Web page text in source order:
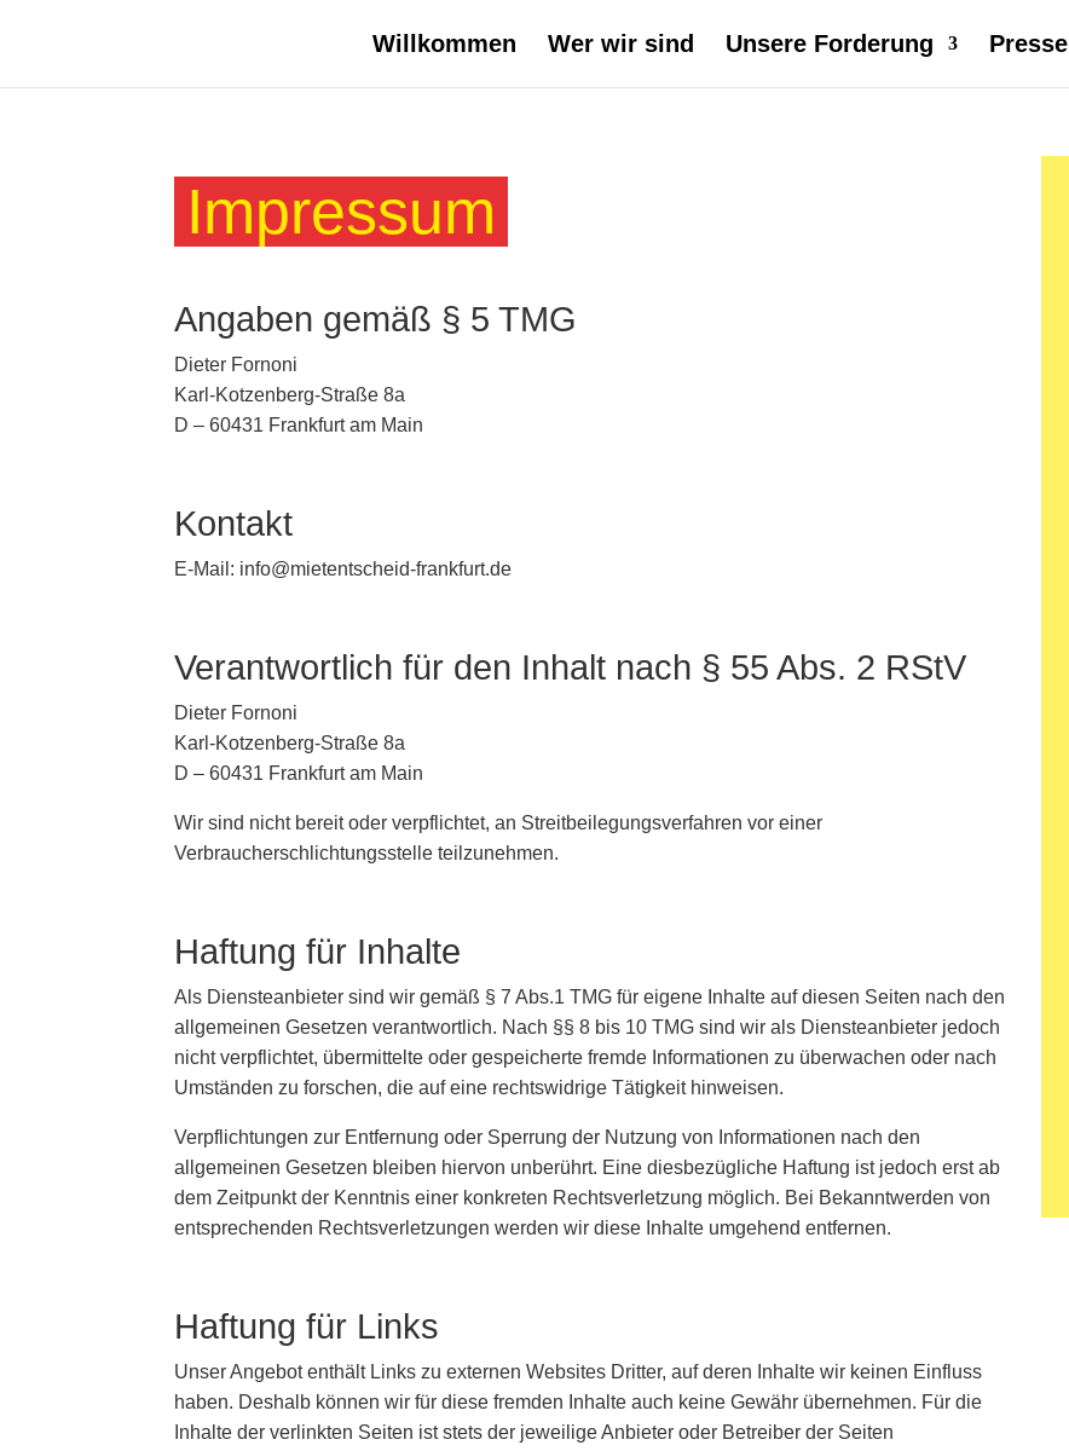
Willkommen Wer wir sind Unsere Forderung Presse
Impressum
Angaben gemäß § 5 TMG
Dieter Fornoni
Karl-Kotzenberg-Straße 8a
D – 60431 Frankfurt am Main
Kontakt
E-Mail: info@mietentscheid-frankfurt.de
Verantwortlich für den Inhalt nach § 55 Abs. 2 RStV
Dieter Fornoni
Karl-Kotzenberg-Straße 8a
D – 60431 Frankfurt am Main
Wir sind nicht bereit oder verpflichtet, an Streitbeilegungsverfahren vor einer
Verbraucherschlichtungsstelle teilzunehmen.
Haftung für Inhalte
Als Diensteanbieter sind wir gemäß § 7 Abs.1 TMG für eigene Inhalte auf diesen Seiten nach den
allgemeinen Gesetzen verantwortlich. Nach §§ 8 bis 10 TMG sind wir als Diensteanbieter jedoch
nicht verpflichtet, übermittelte oder gespeicherte fremde Informationen zu überwachen oder nach
Umständen zu forschen, die auf eine rechtswidrige Tätigkeit hinweisen.
Verpflichtungen zur Entfernung oder Sperrung der Nutzung von Informationen nach den
allgemeinen Gesetzen bleiben hiervon unberührt. Eine diesbezügliche Haftung ist jedoch erst ab
dem Zeitpunkt der Kenntnis einer konkreten Rechtsverletzung möglich. Bei Bekanntwerden von
entsprechenden Rechtsverletzungen werden wir diese Inhalte umgehend entfernen.
Haftung für Links
Unser Angebot enthält Links zu externen Websites Dritter, auf deren Inhalte wir keinen Einfluss
haben. Deshalb können wir für diese fremden Inhalte auch keine Gewähr übernehmen. Für die
Inhalte der verlinkten Seiten ist stets der jeweilige Anbieter oder Betreiber der Seiten